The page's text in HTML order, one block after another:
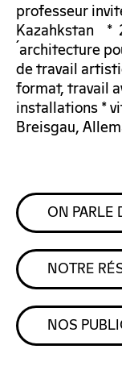
professeur
Kazahkstan *
´architecture
de travail
format, travail
installations *
Breisgau,
ON PARLE
NOTRE
NOS